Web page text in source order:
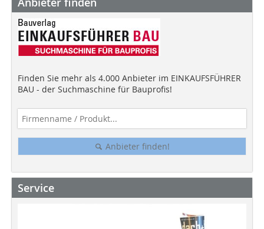
Finden Sie mehr als 4.000 Anbieter im EINKAUFSFÜHRER
BAU - der Suchmaschine für Bauprofis!
Anbieter finden!
Service